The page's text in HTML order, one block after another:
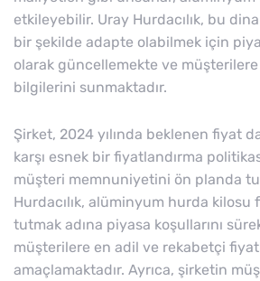
etkileyebilir. Uray Hurdacılık, bu
bir şekilde adapte olabilmek için
olarak güncellemekte ve
bilgilerini sunmaktadır.
Şirket, 2024 yılında beklenen fiyat
karşı esnek bir fiyatlandırma
müşteri memnuniyetini ön planda
Hurdacılık, alüminyum hurda kilosu
tutmak adına piyasa koşullarını
müşterilere en adil ve rekabetçi
amaçlamaktadır. Ayrıca, şirketin